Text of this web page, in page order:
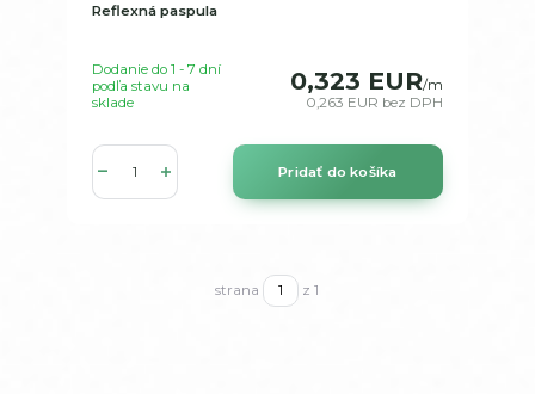
Reflexná paspula
0,323 EUR/m
0,263 EUR bez DPH
Dodanie do 1 - 7 dní
podľa stavu na
sklade
Pridať do košíka
strana z 1